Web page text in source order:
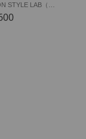
STYLE LAB（…